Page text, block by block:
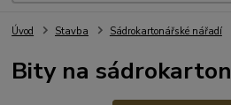
Úvod Stavba Sádrokartonářské nářadí
Bity na sádrokarton